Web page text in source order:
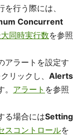
行う際には、
Concurrent
同時実行数を参照
アラートを設定す
リックし、 Alerts
アラート を参照
る場合にはSetting
スコントロールを